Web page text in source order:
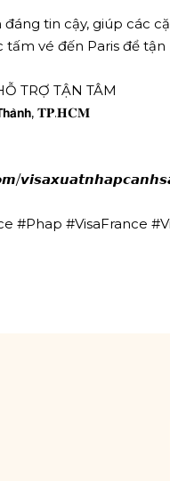
đáng tin cậy, giúp các
vé đến Paris để
TRỢ TẬN TÂM
𝐓𝐏.𝐇𝐂𝐌
#Phap #VisaFrance